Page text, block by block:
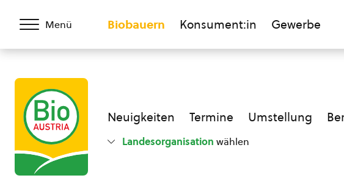
Menü Biobauern Konsument:in Gewerbe
Neuigkeiten Termine Umstellung
Landesorganisation wählen